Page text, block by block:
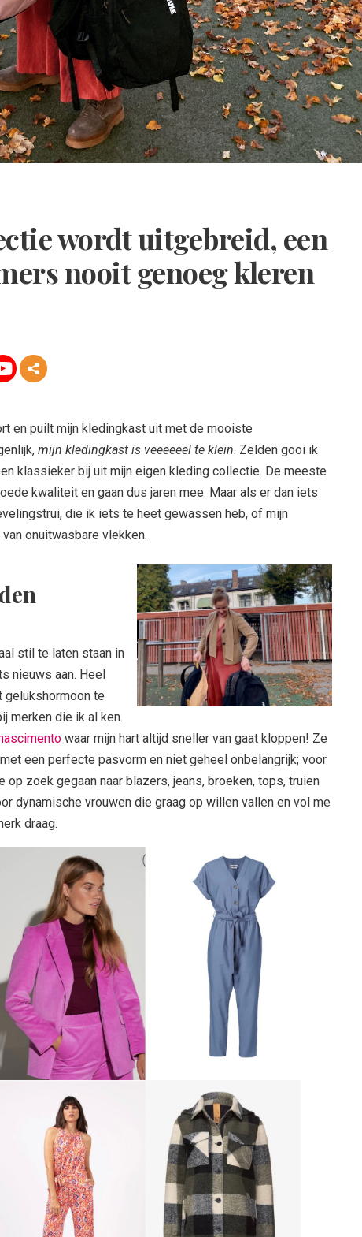
wordt uitgebreid, een
nooit genoeg kleren
en puilt mijn kledingkast uit met de mooiste
mijn kledingkast is veeeeeel te klein. Zelden gooi ik
klassieker bij uit mijn eigen kleding collectie. De meeste
kwaliteit en gaan dus jaren mee. Maar als er dan iets
die ik iets te heet gewassen heb, of mijn
onuitwasbare vlekken.
stil te laten staan in
nieuws aan. Heel
gelukshormoon te
merken die ik al ken.
waar mijn hart altijd sneller van gaat kloppen! Ze
een perfecte pasvorm en niet geheel onbelangrijk; voor
op zoek gegaan naar blazers, jeans, broeken, tops, truien
dynamische vrouwen die graag op willen vallen en vol me
draag.